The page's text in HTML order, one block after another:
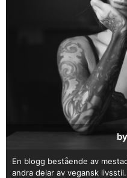
En blogg bestående av
andra delar av vegansk